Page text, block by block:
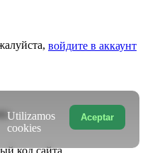
войдите в аккаунт
Aceptar
Utilizamos
cookies